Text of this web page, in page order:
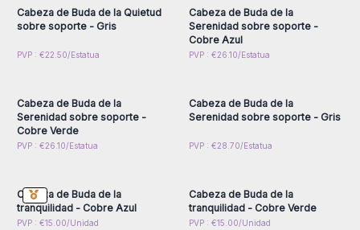
a tus clientes una conexión con la espiritualidad y el arte
ancestral de Indonesia a través las Estatuas Antiguas de Buda
deAW Artisan España
Cabeza de Buda de la Quietud
sobre soporte - Gris
PVP : €22.50/Estatua
Cabeza de Buda de la
Serenidad sobre soporte -
Cobre Azul
PVP : €26.10/Estatua
Inicie sesión o regístrese
Cabeza de Buda de la
Serenidad sobre soporte -
Cobre Verde
PVP : €26.10/Estatua
Inicie sesión o regístrese
Cabeza de Buda de la
Serenidad sobre soporte - Gris
PVP : €28.70/Estatua
Inicie sesión o regístrese
Cabeza de Buda de la
tranquilidad - Cobre Azul
PVP : €15.00/Unidad
Inicie sesión o regístrese
Cabeza de Buda de la
tranquilidad - Cobre Verde
PVP : €15.00/Unidad
Inicie sesión o regístrese
Inicie sesión o regístrese